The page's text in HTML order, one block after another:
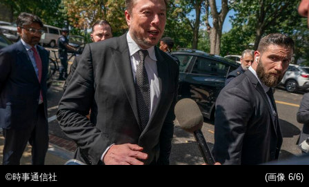
©時事通信社 (画像 6/6)